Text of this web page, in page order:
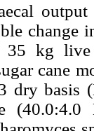
change
kg live
cane
dry
(40.0:4.0